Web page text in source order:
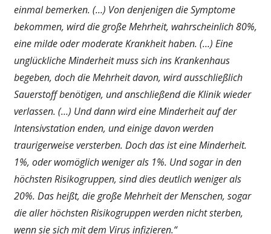
einmal bemerken. (…) Von denjenigen die Symptome
bekommen, wird die große Mehrheit, wahrscheinlich 80%,
eine milde oder moderate Krankheit haben. (…) Eine
unglückliche Minderheit muss sich ins Krankenhaus
begeben, doch die Mehrheit davon, wird ausschließlich
Sauerstoff benötigen, und anschließend die Klinik wieder
verlassen. (…) Und dann wird eine Minderheit auf der
Intensivstation enden, und einige davon werden
traurigerweise versterben. Doch das ist eine Minderheit.
1%, oder womöglich weniger als 1%. Und sogar in den
höchsten Risikogruppen, sind dies deutlich weniger als
20%. Das heißt, die große Mehrheit der Menschen, sogar
die aller höchsten Risikogruppen werden nicht sterben,
wenn sie sich mit dem Virus infizieren.“